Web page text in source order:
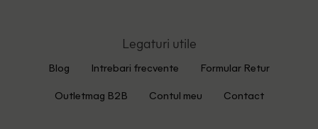
Legaturi utile
Blog Intrebari frecvente Formular Retur
Outletmag B2B Contul meu Contact